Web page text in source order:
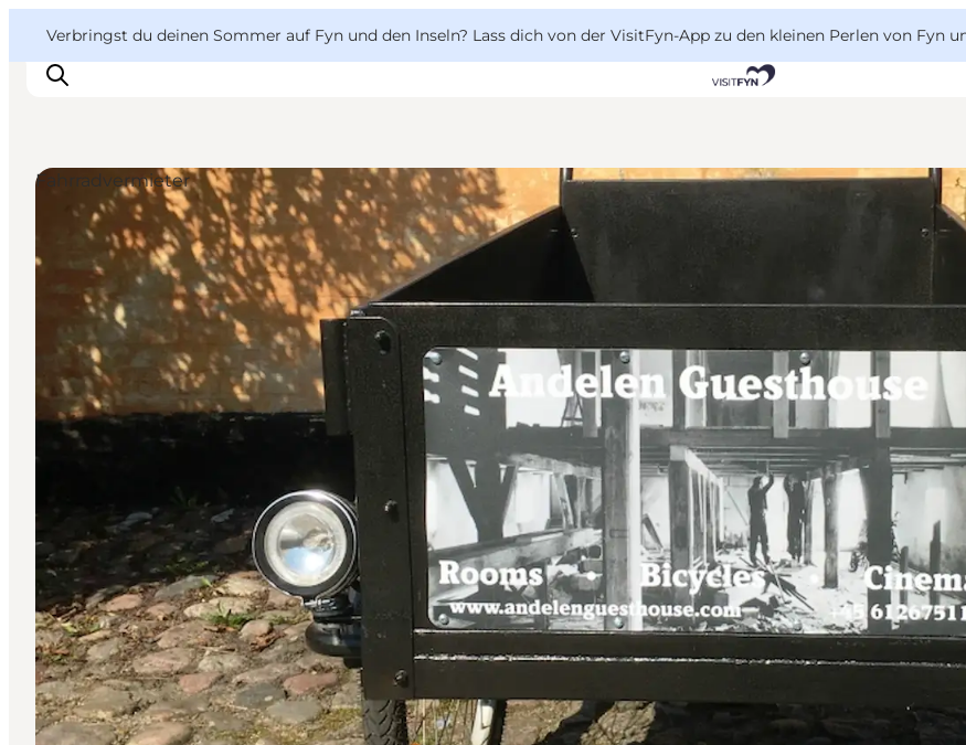
Verbringst du deinen Sommer auf Fyn und den Inseln? Lass dich von der VisitFyn-App zu den kleinen Perlen von Fyn
Reise Ideen
Outdoor & bike
Essen & trinken
Übernachtung
VisitFyn
Deutsch
Fahrradvermieter